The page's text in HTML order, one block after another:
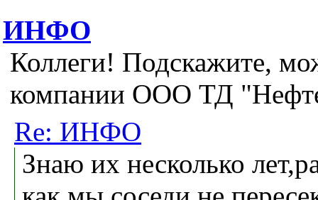
ИНФО
Коллеги! Подскажите,
компании ООО ТД
Re: ИНФО
Знаю их несколько